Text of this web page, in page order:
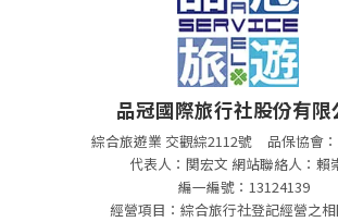
品冠國際旅行社股份有限
綜合旅遊業 交觀綜2112號
品保協會
代表人：関宏文 網站聯絡人：賴
編一編號：13124139
經營項目：綜合旅行社登記經營之